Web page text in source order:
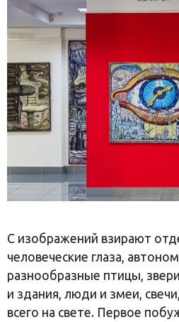
С изображений взирают
человеческие глаза,
разнообразные птицы,
и здания, люди и змеи,
всего на свете. Первое